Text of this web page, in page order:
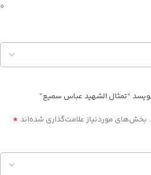
0
“تمثال الشهيد عباس سميع”
بخش‌های موردنیاز علامت‌گذاری شده‌اند *